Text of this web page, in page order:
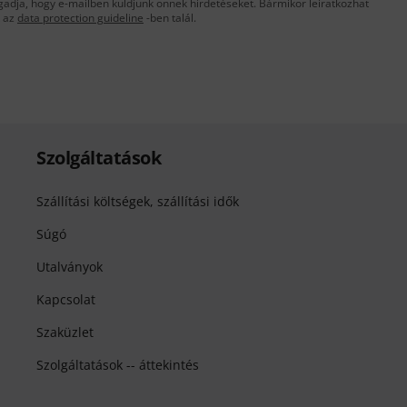
hogy e-mailben küldjünk önnek hirdetéseket. Bármikor leiratkozhat
data protection guideline -ben talál.
Szolgáltatások
Szállítási költségek, szállítási idők
Súgó
Utalványok
Kapcsolat
Szaküzlet
Szolgáltatások -- áttekintés